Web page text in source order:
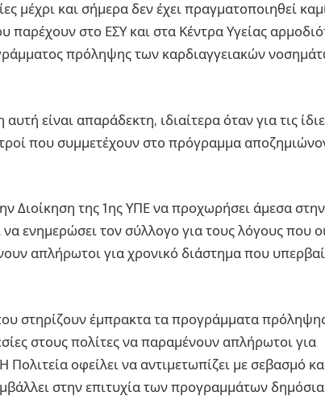
μέχρι και σήμερα δεν έχει πραγματοποιηθεί
παρέχουν στο ΕΣΥ και στα Κέντρα Υγείας
πρόληψης των καρδιαγγειακών
είναι απαράδεκτη, ιδιαίτερα όταν για τις
που συμμετέχουν στο πρόγραμμα
Διοίκηση της 1ης ΥΠΕ να προχωρήσει άμεσα στην
ενημερώσει τον σύλλογο για τους λόγους που
απλήρωτοι για χρονικό διάστημα που
στηρίζουν έμπρακτα τα προγράμματα
στους πολίτες να παραμένουν απλήρωτοι για
οφείλει να αντιμετωπίζει με σεβασμό
στην επιτυχία των προγραμμάτων